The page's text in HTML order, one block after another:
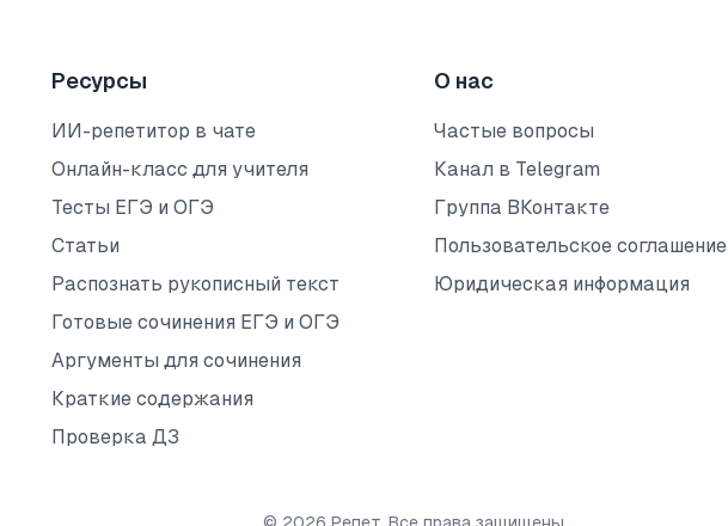
Ресурсы
ИИ-репетитор в чате
Онлайн-класс для учителя
Тесты ЕГЭ и ОГЭ
Статьи
Распознать рукописный текст
Готовые сочинения ЕГЭ и ОГЭ
Аргументы для сочинения
Краткие содержания
Проверка ДЗ
О нас
Частые вопросы
Канал в Telegram
Группа ВКонтакте
Пользовательское соглашение
Юридическая информация